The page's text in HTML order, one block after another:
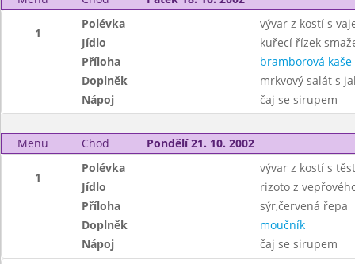
1
Polévka
vývar z kostí s
Jídlo
kuřecí řízek
Příloha
bramborová kaše
Doplněk
mrkvový salát s
Nápoj
čaj se sirupem
Menu Chod Pondělí 21. 10. 2002
1
Polévka
vývar z kostí s
Jídlo
rizoto z
Příloha
sýr,červená řepa
Doplněk
moučník
Nápoj
čaj se sirupem